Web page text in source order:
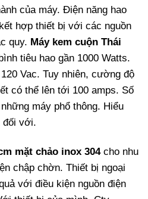
của máy. Điện năng hao
hợp thiết bị với các nguồn
quy. Máy kem cuộn Thái
tiêu hao gần 1000 Watts.
Vac. Tuy nhiên, cường độ
có thể lên tới 100 amps. Số
máy phổ thông. Hiểu
đối với.
mặt chảo inox 304cho nhu
chập chờn. Thiết bị ngoại
với điều kiện nguồn điện